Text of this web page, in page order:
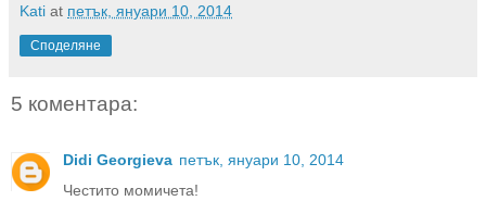
Kati at петък, януари 10, 2014
Споделяне
5 коментара:
Didi Georgieva петък, януари 10, 2014
Честито момичета!